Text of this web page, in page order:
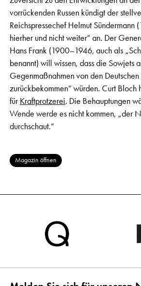
vorrückenden Russen kündigt der
Reichspressechef Helmut Sündermann
hierher und nicht weiter“ an. Der
Hans Frank (1900–1946, auch als
benannt) will wissen, dass die Sowjets
Gegenmaßnahmen von den
zurückbekommen“ würden. Curt Bloch
fürKraftprotzerei. Die Behauptungen
Wende werde es nicht kommen, „der
durchschaut.“
Magazin öffnen